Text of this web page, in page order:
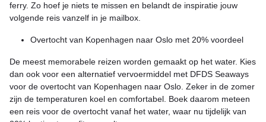
ferry. Zo hoef je niets te missen en belandt de inspiratie jouw
volgende reis vanzelf in je mailbox.
Overtocht van Kopenhagen naar Oslo met 20% voordeel
De meest memorabele reizen worden gemaakt op het water. Kies
dan ook voor een alternatief vervoermiddel met DFDS Seaways
voor de overtocht van Kopenhagen naar Oslo. Zeker in de zomer
zijn de temperaturen koel en comfortabel. Boek daarom meteen
een reis voor de overtocht vanaf het water, waar nu tijdelijk van